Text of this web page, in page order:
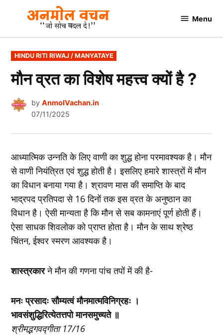
content
AnmolVachan.in
Menu
POSTED
IN
HINDU RITI RIWAJ / MANYATAYE
मौन व्रत का विशेष महत्त्व क्यों है ?
by AnmolVachan.in
07/11/2025
आध्यात्मिक उन्नति के लिए वाणी का शुद्ध होना परमावश्यक है। मौन
से वाणी नियंत्रित एवं शुद्ध होती है। इसलिए हमारे शास्त्रों में मौन
का विधान बनाया गया है। श्रावण मास की समाप्ति के बाद
भाद्रपद प्रतिपदा से 16 दिनों तक इस व्रत के अनुष्ठान का
विधान है। ऐसी मान्यता है कि मौन से सब कामनाएं पूर्ण होती हैं।
ऐसा साधक शिवलोक को प्राप्त होता है। मौन के साथ श्रेष्ठ
चिंतन, ईश्वर स्मरण आवश्यक है।
शास्त्रकारने मौन की गणना पांच तपों में की है-
मनः प्रसादः सौम्यत्वं मौनमात्मविनिग्रहः ।
भावसंशुद्धिरित्येतत्तपो मानसमुच्यते ॥
श्रीमद्भगवद्गीता 17/16